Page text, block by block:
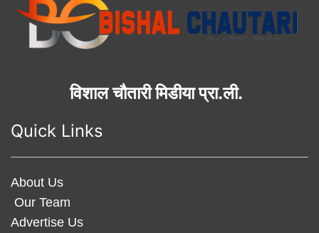
विशाल चौतारी मिडीया प्रा.ली.
Quick Links
About Us
Our Team
Advertise Us